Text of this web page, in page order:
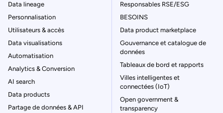
Data lineage
Personnalisation
Utilisateurs & accès
Data visualisations
Automatisation
Analytics & Conversion
AI search
Data products
Partage de données & API
Responsables RSE/ESG
BESOINS
Data product marketplace
Gouvernance et catalogue de
données
Tableaux de bord et rapports
Villes intelligentes et
connectées (IoT)
Open government &
transparency